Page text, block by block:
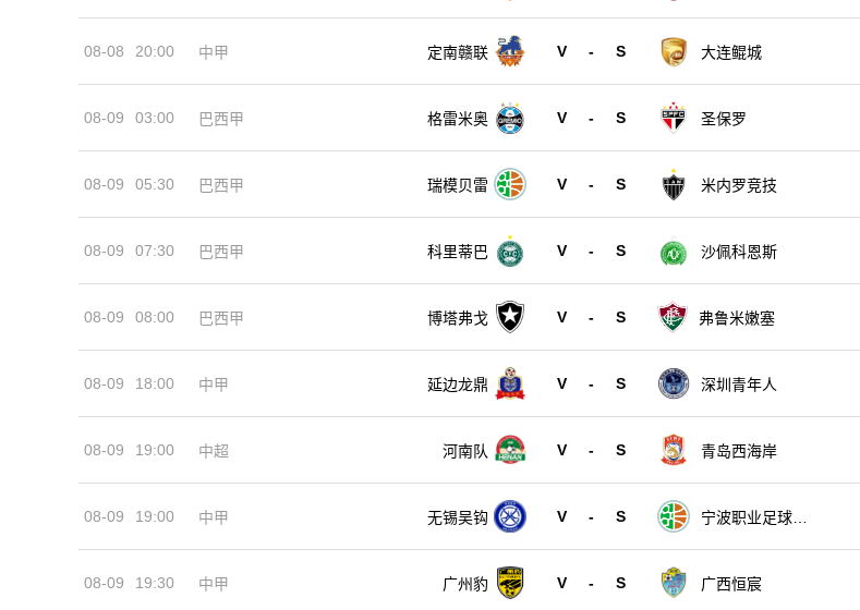
08-08 20:00 中甲 定南赣联 V - S 大连鲲城
08-09 03:00 巴西甲 格雷米奥 V - S 圣保罗
08-09 05:30 巴西甲 瑞模贝雷 V - S 米内罗竞技
08-09 07:30 巴西甲 科里蒂巴 V - S 沙佩科恩斯
08-09 08:00 巴西甲 博塔弗戈 V - S 弗鲁米嫩塞
08-09 18:00 中甲 延边龙鼎 V - S 深圳青年人
08-09 19:00 中超 河南队 V - S 青岛西海岸
08-09 19:00 中甲 无锡吴钩 V - S
宁波职业足球俱
08-09 19:30 中甲 广州豹 V - S 广西恒宸